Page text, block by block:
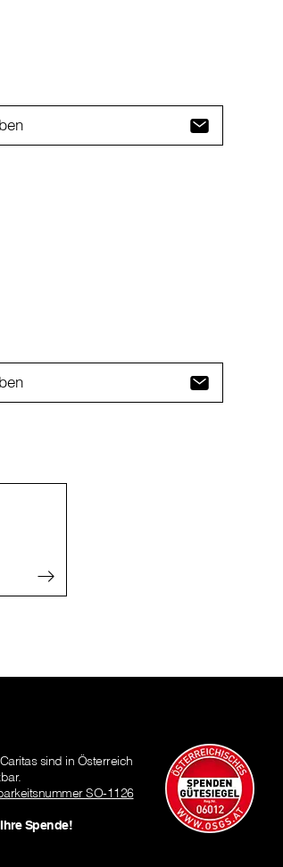
sind in Österreich
SO-1126
Spende!